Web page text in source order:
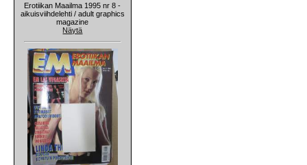
Erotiikan Maailma 1995 nr 8 -
aikuisviihdelehti / adult graphics
magazine
Näytä